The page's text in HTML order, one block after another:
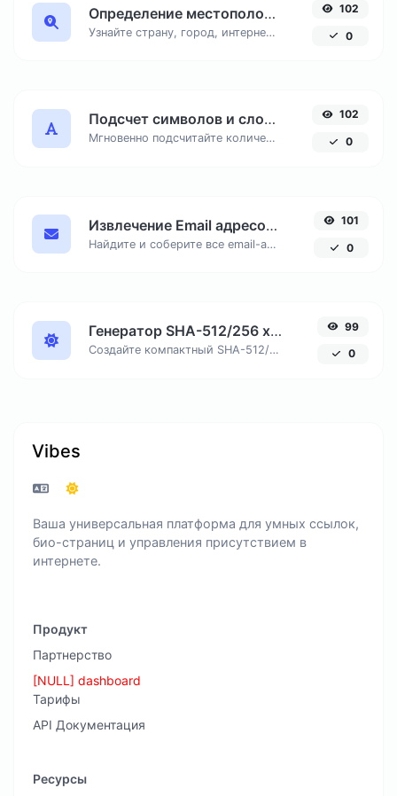
Определение местоположения по IP адресу
Узнайте страну, город, интернет-провайдера и часовой пояс любого IP-адреса онлайн. Бесплатный инструмент для точной геолокации по IP.
102
0
Подсчет символов и слов онлайн
Мгновенно подсчитайте количество знаков с пробелами и без, число слов и строк в вашем тексте для SEO и копирайтинга.
102
0
Извлечение Email адресов из текста онлайн
Найдите и соберите все email-адреса из любого текстового документа, удалив дубликаты.
101
0
Генератор SHA-512/256 хеша онлайн
Создайте компактный SHA-512/256 хеш, обеспечивающий 128-битную безопасность без избыточной длины вывода.
99
0
Vibes
Ваша универсальная платформа для умных ссылок,
био-страниц и управления присутствием в
интернете.
Продукт
Партнерство
[NULL] dashboard
Тарифы
API Документация
Ресурсы